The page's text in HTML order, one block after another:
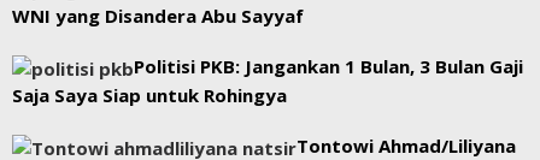
WNI yang Disandera Abu Sayyaf
Politisi PKB: Jangankan 1 Bulan, 3 Bulan Gaji
Saja Saya Siap untuk Rohingya
Tontowi Ahmad/Liliyana